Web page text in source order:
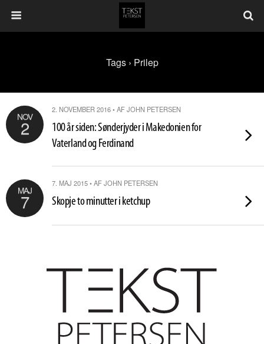
Tags › Prilep
NOV
2
2. NOVEMBER 2016 • AF JOHN PETERSEN
100 år siden: Sønderjyder i Makedonien for
Vaterland og Ferdinand
MAJ
7
7. MAJ 2015 • AF JOHN PETERSEN
Skopje to minutter i ketchup